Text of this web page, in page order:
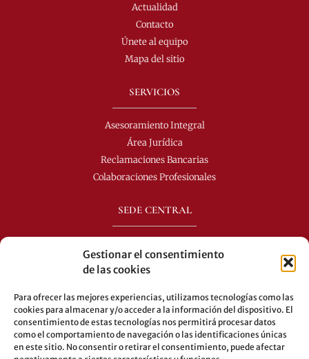
Gestionar el consentimiento
de las cookies
Para ofrecer las mejores experiencias, utilizamos tecnologías como las
cookies para almacenar y/o acceder a la información del dispositivo. El
consentimiento de estas tecnologías nos permitirá procesar datos
como el comportamiento de navegación o las identificaciones únicas
en este sitio. No consentir o retirar el consentimiento, puede afectar
Actualidad
Contacto
Únete al equipo
Mapa del sitio
SERVICIOS
Asesoramiento Integral
Área Jurídica
Reclamaciones Bancarias
Colaboraciones Profesionales
SEDE CENTRAL
info@perezdomingo.com
C.P.: 46004 - Valencia (España)
Autobuses: 8-10-25-26-27-28-40-60-62-70-71-81-92-93
Metro: 3-5-7-9